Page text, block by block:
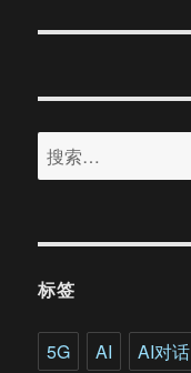
文
搜
索：
标签
5G AI AI对话